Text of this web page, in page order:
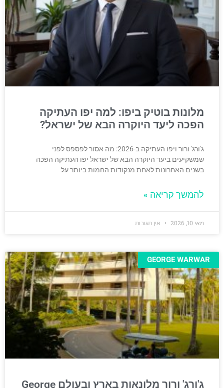
מלונות בוטיק ביפו: למה יפו העתיקה
הפכה ליעד היוקרה הבא של ישראל?
ג'ורג' ורור ויפו העתיקה ב-2026: מה אסור לפספס לפני
שמשקיעים ביעד היוקרה הבא של ישראל יפו העתיקה הפכה
בשנים האחרונות לאחת מנקודות החמות ביותר על
להמשך קריאה »
מאי 10, 2026 אין תגובות
GEORGE WARWAR
ג'ורג' ורור מלונאות בארץ ובעולם George